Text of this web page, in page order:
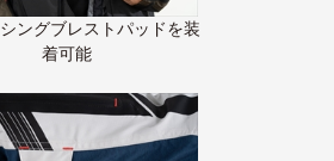
ングブレストパッドを装
着可能